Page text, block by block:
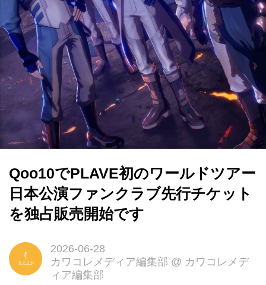
Qoo10でPLAVE初のワールドツアー
日本公演ファンクラブ先行チケット
を独占販売開始です
2026-06-28
カワコレメディア編集部 @ カワコレメデ
ィア編集部